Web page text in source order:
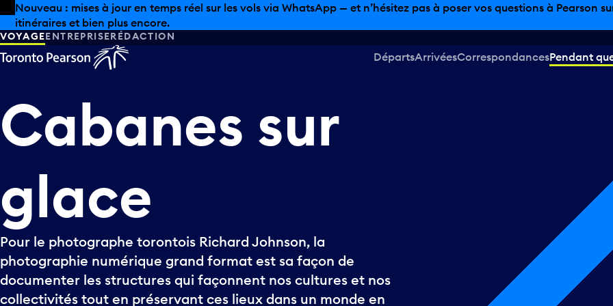
Skip to offers
Passer au contenu principal
Nouveau : mises à jour en temps réel sur les vols via WhatsApp — et n’hésitez pas à poser vos questions à Pearson
itinéraires et bien plus encore.
VOYAGEENTREPRISERÉDACTION
DépartsArrivéesCorrespondancesPendant
Cabanes sur
glace
Pour le photographe torontois Richard Johnson, la
photographie numérique grand format est sa façon de
documenter les structures qui façonnent nos cultures et nos
collectivités tout en préservant ces lieux dans un monde en